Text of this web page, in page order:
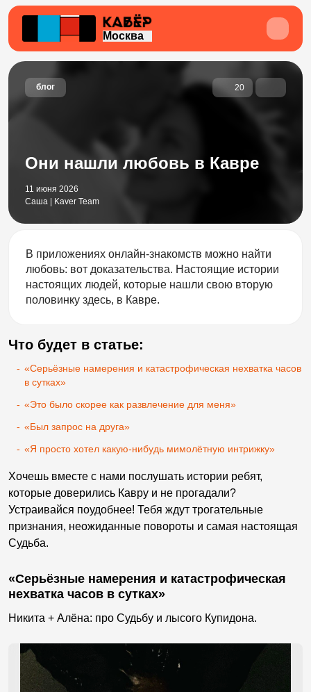
Москва
блог 20
Они нашли любовь в Кавре
11 июня 2026
Саша | Kaver Team
В приложениях онлайн-знакомств можно найти
любовь: вот доказательства. Настоящие истории
настоящих людей, которые нашли свою вторую
половинку здесь, в Кавре.
Что будет в статье:
- «Серьёзные намерения и катастрофическая нехватка часов
в сутках»
- «Это было скорее как развлечение для меня»
- «Был запрос на друга»
- «Я просто хотел какую-нибудь мимолётную интрижку»
Хочешь вместе с нами послушать истории ребят,
которые доверились Кавру и не прогадали?
Устраивайся поудобнее! Тебя ждут трогательные
признания, неожиданные повороты и самая настоящая
Судьба.
«Серьёзные намерения и катастрофическая
нехватка часов в сутках»
Никита + Алёна: про Судьбу и лысого Купидона.